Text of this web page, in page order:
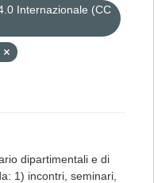
Internazionale (CC
dipartimentali e di
1) incontri, seminari,